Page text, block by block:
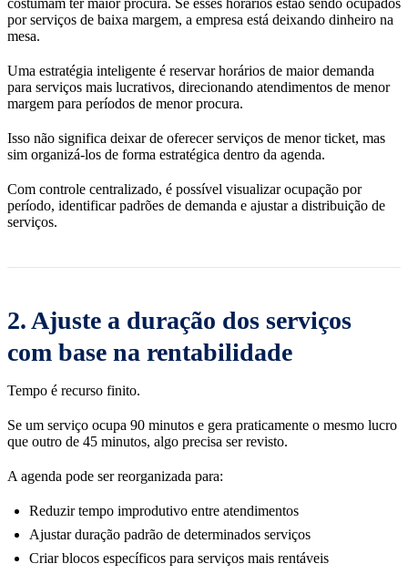
costumam ter maior procura. Se esses horários estão sendo ocupados
por serviços de baixa margem, a empresa está deixando dinheiro na
mesa.
Uma estratégia inteligente é reservar horários de maior demanda
para serviços mais lucrativos, direcionando atendimentos de menor
margem para períodos de menor procura.
Isso não significa deixar de oferecer serviços de menor ticket, mas
sim organizá-los de forma estratégica dentro da agenda.
Com controle centralizado, é possível visualizar ocupação por
período, identificar padrões de demanda e ajustar a distribuição de
serviços.
2. Ajuste a duração dos serviços
com base na rentabilidade
Tempo é recurso finito.
Se um serviço ocupa 90 minutos e gera praticamente o mesmo lucro
que outro de 45 minutos, algo precisa ser revisto.
A agenda pode ser reorganizada para:
Reduzir tempo improdutivo entre atendimentos
Ajustar duração padrão de determinados serviços
Criar blocos específicos para serviços mais rentáveis